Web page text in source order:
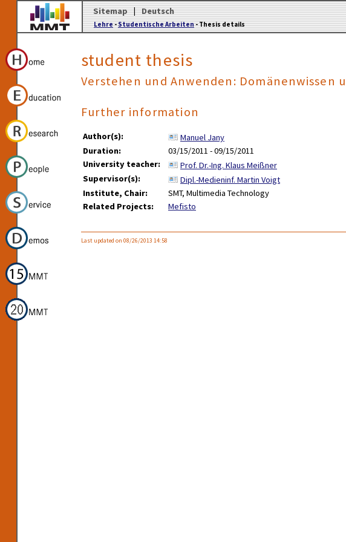
Sitemap | Deutsch
Lehre-Studentische Arbeiten- Thesis details
student thesis
Verstehen und Anwenden:
Further information
Author(s):
Manuel Jany
Duration:
03/15/2011 - 09/15/2011
University teacher:
Prof. Dr.-Ing. Klaus Meißner
Supervisor(s):
Dipl.-Medieninf. Martin Voigt
Institute, Chair:
SMT, Multimedia Technology
Related Projects:
Mefisto
Last updated on 08/26/2013 14:58